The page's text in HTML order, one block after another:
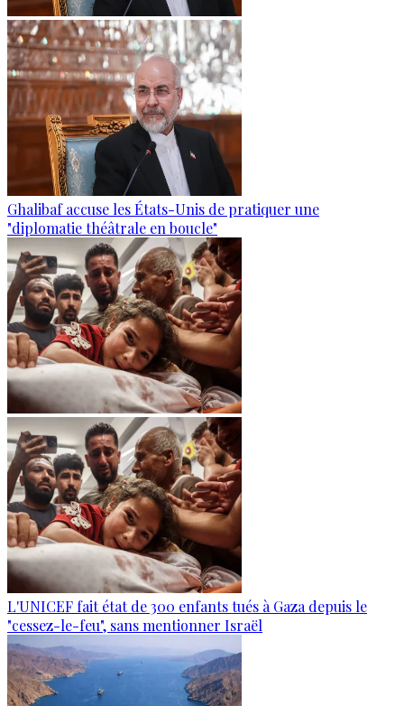
Ghalibaf accuse les États-Unis de pratiquer une
"diplomatie théâtrale en boucle"
L'UNICEF fait état de 300 enfants tués à Gaza depuis le
"cessez-le-feu", sans mentionner Israël